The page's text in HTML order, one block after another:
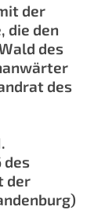
der
die den
des
des
des
der